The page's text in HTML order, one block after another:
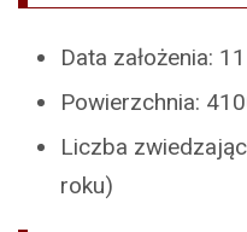
Data założenia:
Powierzchnia:
Liczba
roku)